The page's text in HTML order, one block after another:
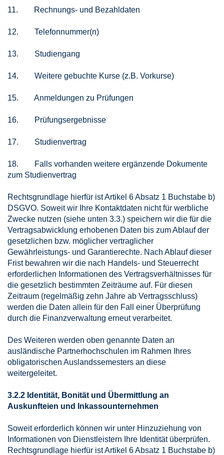
11. Rechnungs- und Bezahldaten
12. Telefonnummer(n)
13. Studiengang
14. Weitere gebuchte Kurse (z.B. Vorkurse)
15. Anmeldungen zu Prüfungen
16. Prüfungsergebnisse
17. Studienvertrag
18. Falls vorhanden weitere ergänzende Dokumente
zum Studienvertrag
Rechtsgrundlage hierfür ist Artikel 6 Absatz 1 Buchstabe b)
DSGVO. Soweit wir Ihre Kontaktdaten nicht für werbliche
Zwecke nutzen (siehe unten 3.3.) speichern wir die für die
Vertragsabwicklung erhobenen Daten bis zum Ablauf der
gesetzlichen bzw. möglicher vertraglicher
Gewährleistungs- und Garantierechte. Nach Ablauf dieser
Frist bewahren wir die nach Handels- und Steuerrecht
erforderlichen Informationen des Vertragsverhältnisses für
die gesetzlich bestimmten Zeiträume auf. Für diesen
Zeitraum (regelmäßig zehn Jahre ab Vertragsschluss)
werden die Daten allein für den Fall einer Überprüfung
durch die Finanzverwaltung erneut verarbeitet.
Des Weiteren werden oben genannte Daten an
ausländische Partnerhochschulen im Rahmen Ihres
obligatorischen Auslandssemesters an diese
weitergeleitet.
3.2.2 Identität, Bonität und Übermittlung an
Auskunfteien und Inkassounternehmen
Soweit erforderlich können wir unter Hinzuziehung von
Informationen von Dienstleistern Ihre Identität überprüfen.
Rechtsgrundlage hierfür ist Artikel 6 Absatz 1 Buchstabe b)